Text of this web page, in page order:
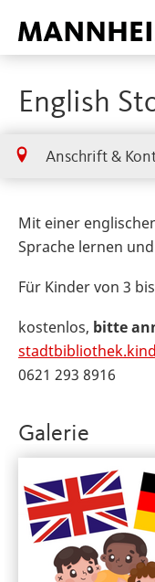
English
Anschrift &
Mit einer
Sprache lernen
Für Kinder von 3
kostenlos, bitte
0621 293 8916
Galerie